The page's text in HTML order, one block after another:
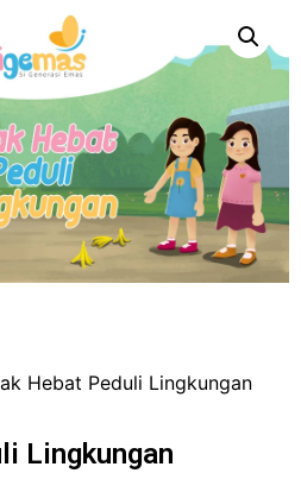
Hebat Peduli Lingkungan
Lingkungan